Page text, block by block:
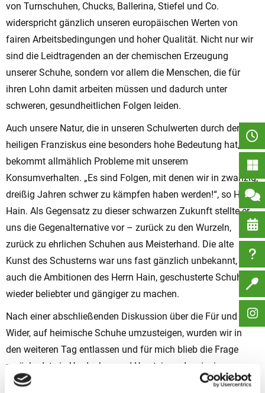
von Turnschuhen, Chucks, Ballerina, Stiefel und Co.
widerspricht gänzlich unseren europäischen Werten von
fairen Arbeitsbedingungen und hoher Qualität. Nicht nur wir
sind die Leidtragenden an der chemischen Erzeugung
unserer Schuhe, sondern vor allem die Menschen, die für
ihren Lohn damit arbeiten müssen und dadurch unter
schweren, gesundheitlichen Folgen leiden.
Auch unsere Natur, die in unseren Schulwerten durch den
heiligen Franziskus eine besonders hohe Bedeutung hat,
bekommt allmählich Probleme mit unserem
Konsumverhalten. „Es sind Folgen, mit denen wir in zwanzig,
dreißig Jahren schwer zu kämpfen haben werden!“, so Herr
Hain. Als Gegensatz zu dieser schwarzen Zukunft stellte er
uns die Gegenalternative vor – zurück zu den Wurzeln,
zurück zu ehrlichen Schuhen aus Meisterhand. Die alte
Kunst des Schusterns war uns fast gänzlich unbekannt, so
auch die Ambitionen des Herrn Hain, geschusterte Schuhe
wieder beliebter und gängiger zu machen.
Nach einer abschließenden Diskussion über die Für und
Wider, auf heimische Schuhe umzusteigen, wurden wir in
den weiteren Tag entlassen und für mich blieb die Frage
zurück: „Ist ein Umdenken und Umsteigen der einzig
mögliche Weg? Ist es nicht zu aufwändig und zu schwierig,